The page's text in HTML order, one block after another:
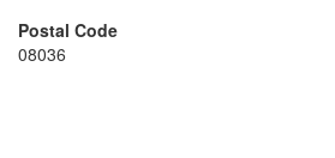
Postal Code
08036